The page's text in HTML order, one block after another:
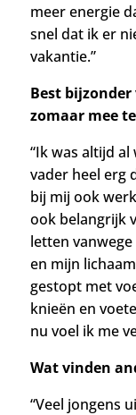
meer energie
snel dat ik er
vakantie.”
Best
zomaar mee
“Ik was altijd
vader heel erg
bij mij ook
ook belangrijk
letten vanwege
en mijn
gestopt met
knieën en
nu voel ik me
Wat vinden
“Veel jongens